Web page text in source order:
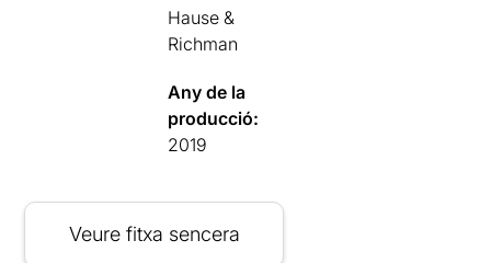
Hause &
Richman
Any de la
producció:
2019
Veure fitxa sencera